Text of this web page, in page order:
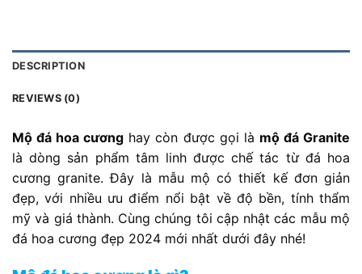
DESCRIPTION
REVIEWS (0)
Mộ đá hoa cương hay còn được gọi là mộ đá Granite
là dòng sản phẩm tâm linh được chế tác từ đá hoa
cương granite. Đây là mẫu mộ có thiết kế đơn giản
đẹp, với nhiều ưu điểm nổi bật về độ bền, tính thẩm
mỹ và giá thành. Cùng chúng tôi cập nhật các mẫu mộ
đá hoa cương đẹp 2024 mới nhất dưới đây nhé!